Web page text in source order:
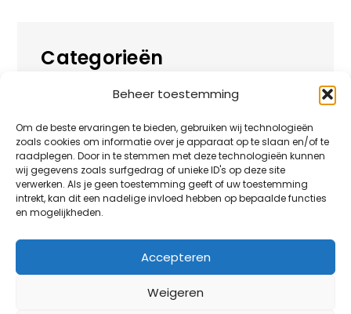
Beheer toestemming
Om de beste ervaringen te bieden, gebruiken wij technologieën
zoals cookies om informatie over je apparaat op te slaan en/of te
raadplegen. Door in te stemmen met deze technologieën kunnen
wij gegevens zoals surfgedrag of unieke ID's op deze site
verwerken. Als je geen toestemming geeft of uw toestemming
intrekt, kan dit een nadelige invloed hebben op bepaalde functies
en mogelijkheden.
Accepteren
Weigeren
Categorieën
Huis
Overig
Tuin
Vrije tijd